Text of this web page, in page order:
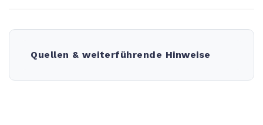
Quellen & weiterführende Hinweise